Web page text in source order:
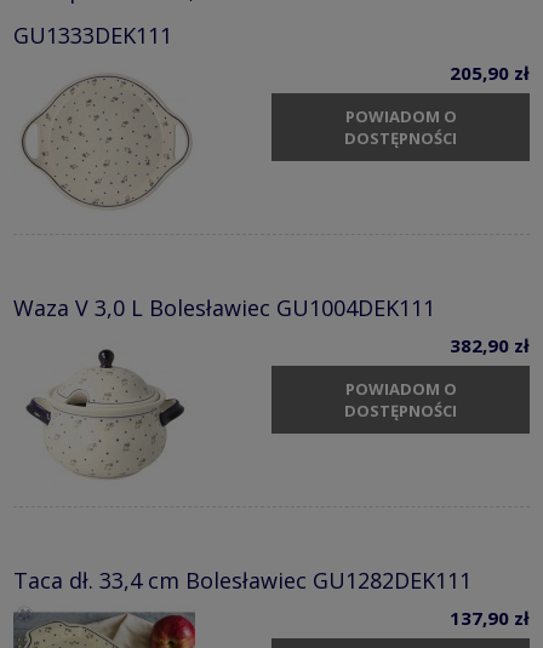
GU1333DEK111
205,90 zł
POWIADOM O
DOSTĘPNOŚCI
Waza V 3,0 L Bolesławiec GU1004DEK111
382,90 zł
POWIADOM O
DOSTĘPNOŚCI
Taca dł. 33,4 cm Bolesławiec GU1282DEK111
137,90 zł